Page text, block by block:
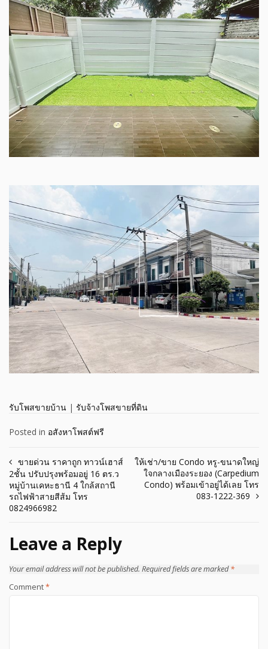
รับโพสขายบ้าน | รับจ้างโพสขายที่ดิน
Posted in อสังหาโพสต์ฟรี
Post
navigation
ขายด่วน ราคาถูก ทาวน์เฮาส์
2ชั้น ปรับปรุงพร้อมอยู่ 16 ตร.ว
หมู่บ้านเคหะธานี 4 ใกล้สถานี
รถไฟฟ้าสายสีส้ม โทร
0824966982
ให้เช่า/ขาย Condo หรู-ขนาดใหญ่
ใจกลางเมืองระยอง (Carpedium
Condo) พร้อมเข้าอยู่ได้เลย โทร
083-1222-369
Leave a Reply
Your email address will not be published. Required fields are marked*
Comment*